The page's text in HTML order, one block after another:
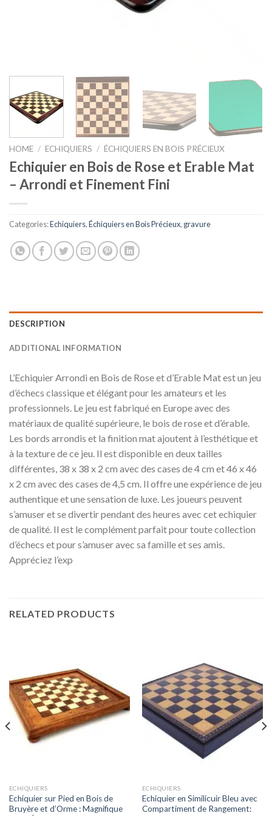
HOME / ECHIQUIERS / ÉCHIQUIERS EN BOIS PRÉCIEUX
Echiquier en Bois de Rose et Erable Mat
– Arrondi et Finement Fini
Categories:Echiquiers,Échiquiers en Bois Précieux, gravure
DESCRIPTION
ADDITIONAL INFORMATION
L’Echiquier Arrondi en Bois de Rose et d’Erable Mat est un jeu
d’échecs classique et élégant pour les amateurs et les
professionnels. Le jeu est fabriqué en Europe avec des
matériaux de qualité supérieure, le bois de rose et d’érable.
Les bords arrondis et la finition mat ajoutent à l’esthétique et
à la texture de ce jeu. Il est disponible en deux tailles
différentes, 38 x 38 x 2 cm avec des cases de 4 cm et 46 x 46
x 2 cm avec des cases de 4,5 cm. Il offre une expérience de jeu
authentique et une sensation de luxe. Les joueurs peuvent
s’amuser et se divertir pendant des heures avec cet echiquier
de qualité. Il est le complément parfait pour toute collection
d’échecs et pour s’amuser avec sa famille et ses amis.
Appréciez l’exp
RELATED PRODUCTS
ECHIQUIERS
Echiquier sur Pied en Bois de
Bruyère et d’Orme : Magnifique
ECHIQUIERS
Echiquier en Similicuir Bleu avec
Compartiment de Rangement: